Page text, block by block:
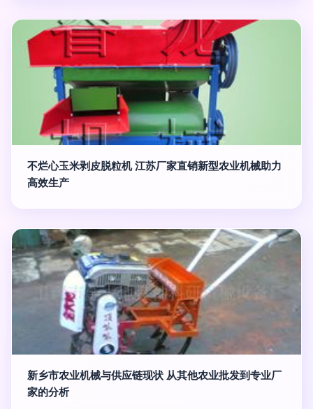
不烂心玉米剥皮脱粒机 江苏厂家直销新型农业机械助力
高效生产
新乡市农业机械与供应链现状 从其他农业批发到专业厂
家的分析